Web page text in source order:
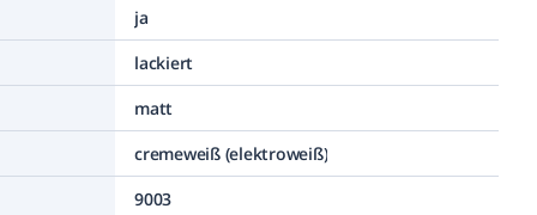
ja
lackiert
matt
cremeweiß (elektroweiß)
9003